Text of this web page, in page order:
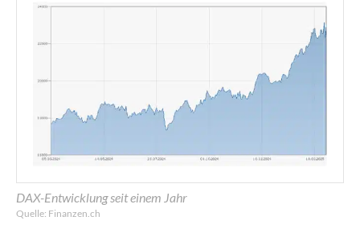
DAX-Entwicklung seit einem Jahr
Quelle: Finanzen.ch